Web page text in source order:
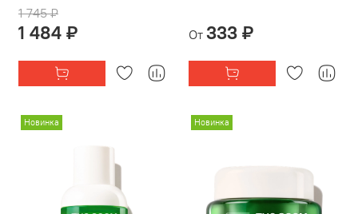
1 745 ₽
1 484 ₽ От 333 ₽
Новинка Новинка